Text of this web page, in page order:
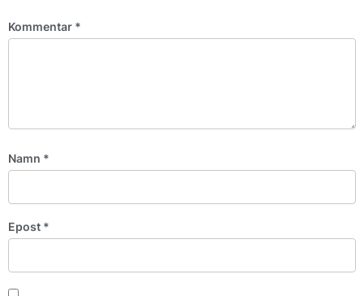
Kommentar *
Namn *
Epost *